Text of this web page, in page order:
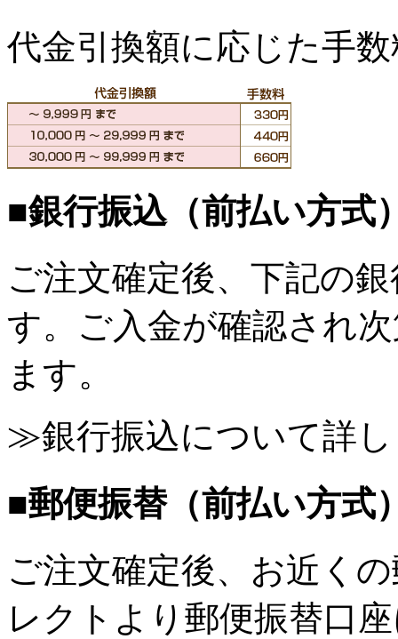
代金引換額に応じた手
■銀行振込（前払い方式
ご注文確定後、下記の
す。ご入金が確認され
ます。
≫銀行振込について詳
■郵便振替（前払い方式
ご注文確定後、お近く
レクトより郵便振替口